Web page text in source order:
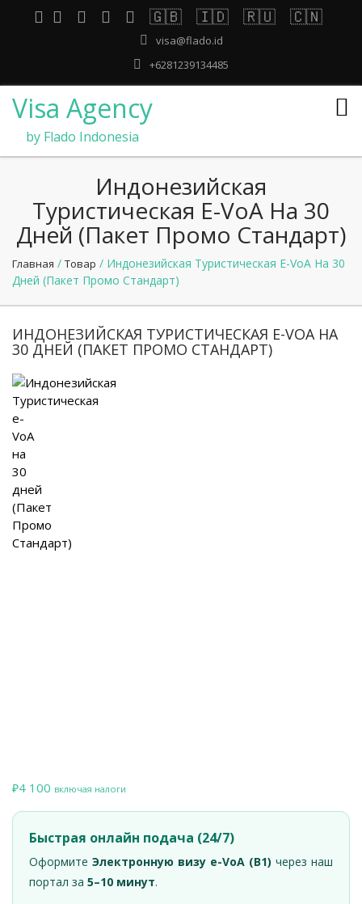
🇬🇧 🇮🇩 🇷🇺 🇨🇳
visa@flado.id
+6281239134485
Visa Agency
by Flado Indonesia
Индонезийская
Туристическая E-VoA На 30
Дней (Пакет Промо Стандарт)
Главная / Товар / Индонезийская Туристическая E-VoA На 30
Дней (Пакет Промо Стандарт)
ИНДОНЕЗИЙСКАЯ ТУРИСТИЧЕСКАЯ E-VOA НА
30 ДНЕЙ (ПАКЕТ ПРОМО СТАНДАРТ)
₽4 100 включая налоги
Быстрая онлайн подача (24/7)
Оформите Электронную визу e-VoA (B1) через наш
портал за 5–10 минут.